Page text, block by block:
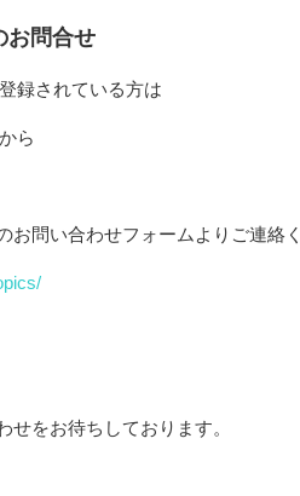
お問合せ
録されている方は
ら
お問い合わせフォームよりご連絡く
せをお待ちしております。